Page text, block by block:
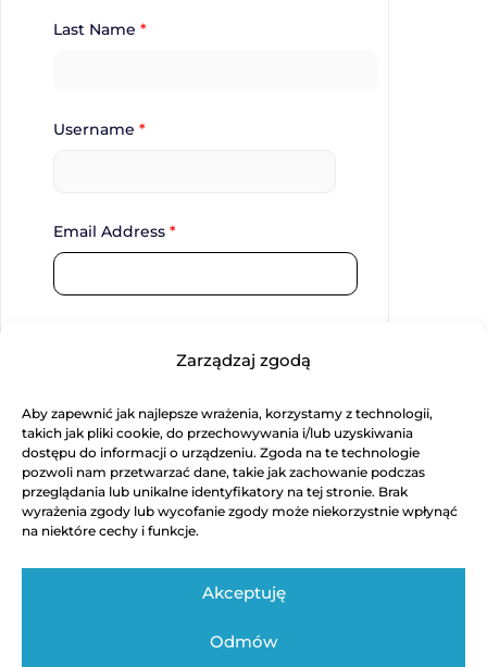
Zarządzaj zgodą
Aby zapewnić jak najlepsze wrażenia, korzystamy z technologii,
takich jak pliki cookie, do przechowywania i/lub uzyskiwania
dostępu do informacji o urządzeniu. Zgoda na te technologie
pozwoli nam przetwarzać dane, takie jak zachowanie podczas
przeglądania lub unikalne identyfikatory na tej stronie. Brak
wyrażenia zgody lub wycofanie zgody może niekorzystnie wpłynąć
na niektóre cechy i funkcje.
Akceptuję
Odmów
Last Name *
Username *
Email Address *
Confirm Password*
Register